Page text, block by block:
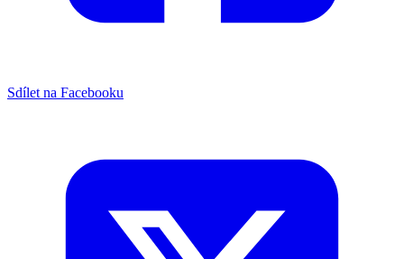
Sdílet na Facebooku